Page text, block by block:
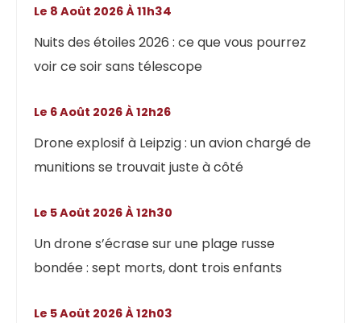
Nuits des étoiles 2026 : ce que vous pourrez
voir ce soir sans télescope
Le 8 Août 2026 À 11h34
Drone explosif à Leipzig : un avion chargé de
munitions se trouvait juste à côté
Le 6 Août 2026 À 12h26
Un drone s’écrase sur une plage russe
bondée : sept morts, dont trois enfants
Le 5 Août 2026 À 12h30
Le 5 Août 2026 À 12h03